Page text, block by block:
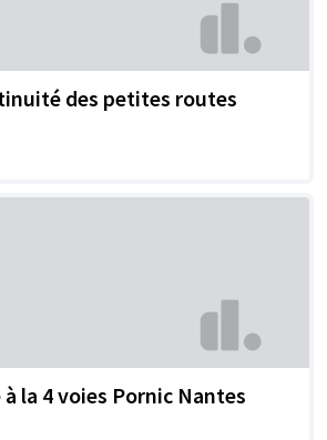
des petites routes
la 4 voies Pornic Nantes